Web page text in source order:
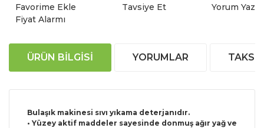
Tavsiye Et
Yorum Yaz
Fiyat Alarmı
ÜRÜN BILGISI YORUMLAR
Bulaşık makinesi sıvı yıkama deterjanıdır.
• Yüzey aktif maddeler sayesinde donmuş ağır yağ ve